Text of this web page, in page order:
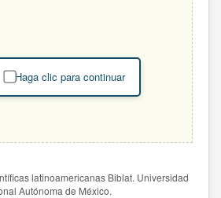
Haga clic para continuar
latinoamericanas Biblat. Universidad
Autónoma de México.